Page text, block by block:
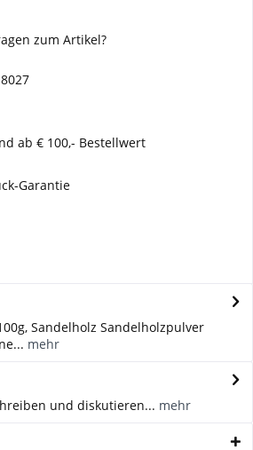
zum Artikel?
8027
ab € 100,- Bestellwert
Garantie
Sandelholz Sandelholzpulver
mehr
und diskutieren... mehr